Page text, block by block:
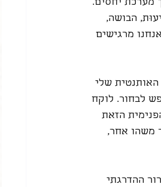
מערכת יחסים.
הבושה,
מרגישים
שלי
לבחור. לוקח
הזאת
משהו אחר,
ההדרגתי